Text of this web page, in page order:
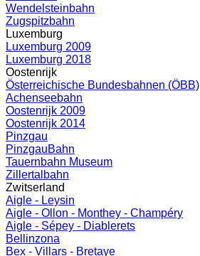
Wendelsteinbahn
Zugspitzbahn
Luxemburg
Luxemburg 2009
Luxemburg 2018
Oostenrijk
Österreichische Bundesbahnen (ÖBB)
Achenseebahn
Oostenrijk 2009
Oostenrijk 2014
Pinzgau
PinzgauBahn
Tauernbahn Museum
Zillertalbahn
Zwitserland
Aigle - Leysin
Aigle - Ollon - Monthey - Champéry
Aigle - Sépey - Diablerets
Bellinzona
Bex - Villars - Bretaye